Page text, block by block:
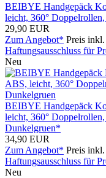
BEIBYE Handgepäck
leicht, 360°
29,90 EUR
Zum Angebot* Preis
Haftungsausschluss für
Neu
BEIBYE Handgepäck
leicht, 360°
Dunkelgruen*
34,90 EUR
Zum Angebot* Preis
Haftungsausschluss für
Neu